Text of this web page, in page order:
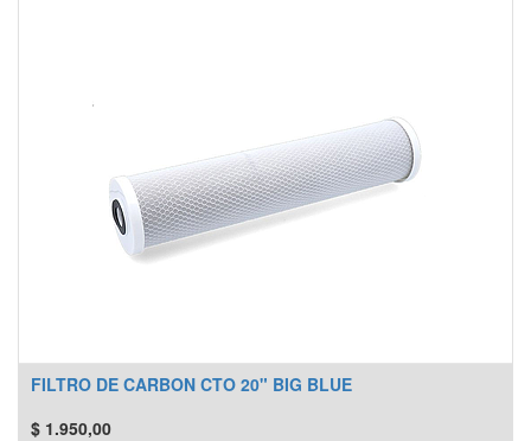
FILTRO DE CARBON CTO 20" BIG BLUE
$ 1.950,00